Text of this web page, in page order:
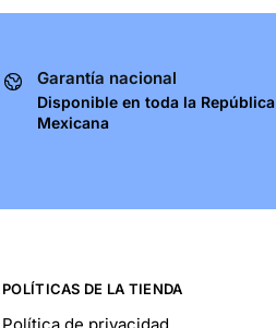
Garantía nacional
Disponible en toda la República
Mexicana
POLÍTICAS DE LA TIENDA